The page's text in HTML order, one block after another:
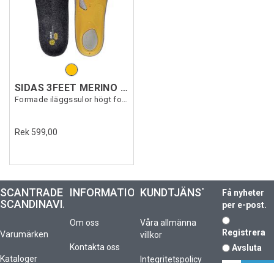
SIDAS 3FEET MERINO HIGH
Rek 599,00
SCANTRADE
SCANDINAVIA
Varumärken
Kataloger
INFORMATION
Om oss
Kontakta oss
KUNDTJÄNST
Våra allmänna
villkor
Integritetspolicy
Få nyheter
per e-post.
Registrera
Avsluta